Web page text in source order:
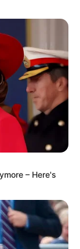
– Here's